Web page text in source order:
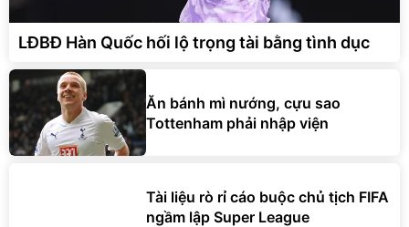
LĐBĐ Hàn Quốc hối lộ trọng tài bằng tình dục
Ăn bánh mì nướng, cựu sao
Tottenham phải nhập viện
Tài liệu rò rỉ cáo buộc chủ tịch FIFA
ngầm lập Super League